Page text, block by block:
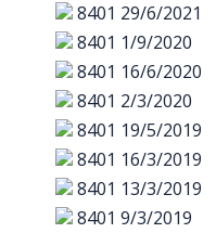
8401 29/6/2021
8401 1/9/2020
8401 16/6/2020
8401 2/3/2020
8401 19/5/2019
8401 16/3/2019
8401 13/3/2019
8401 9/3/2019